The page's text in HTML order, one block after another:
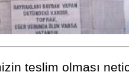
teslim olması